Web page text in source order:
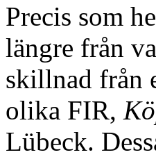
Precis som
längre från
skillnad från
olika FIR,
Lübeck.